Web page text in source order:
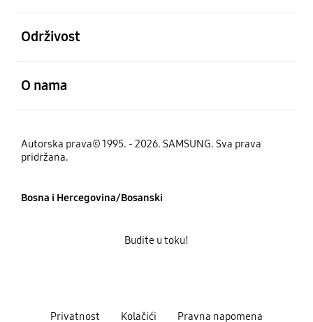
Održivost
O nama
Autorska prava© 1995. - 2026. SAMSUNG. Sva prava
pridržana.
Bosna i Hercegovina/Bosanski
Privatnost Kolačići Pravna napomena
Budite u toku!